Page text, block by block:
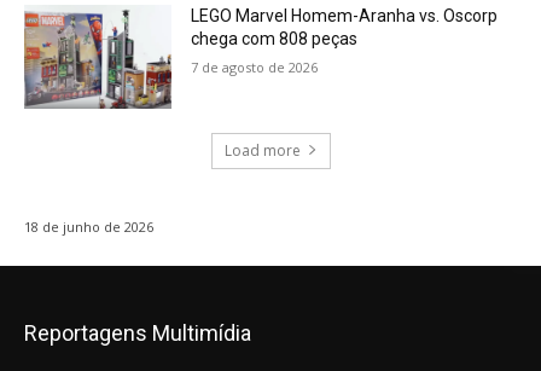
LEGO Marvel Homem-Aranha vs. Oscorp
chega com 808 peças
7 de agosto de 2026
Load more
18 de junho de 2026
Reportagens Multimídia